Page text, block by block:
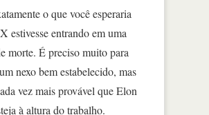
o que você esperaria
estivesse entrando em uma
morte. É preciso muito para
nexo bem estabelecido, mas
vez mais provável que Elon
à altura do trabalho.